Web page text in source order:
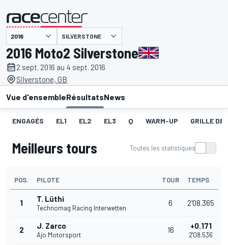
présenté par SILVERSTONE
2016 Moto2 Silverstone
2 sept. 2016 au 4 sept. 2016
Silverstone, GB
Vue d'ensembleRésultatsNews
ENGAGÉS EL1 EL2 EL3 Q WARM-UP GRILLE DE
Meilleurs tours Toutes les statistiques
POS. PILOTE TOUR TEMPS
1 T. Lüthi
Technomag Racing Interwetten
6 2'08.365
2 J. Zarco
Ajo Motorsport
16 +0.171
2'08.536